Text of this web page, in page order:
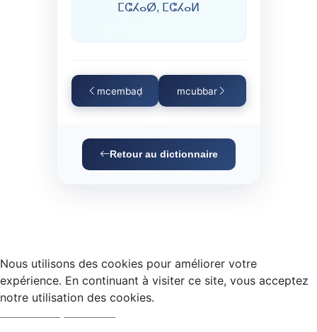
ⵎⵛⵃⴰⵁ, ⵎⵛⵃⴰⵍ
mcembaḍ mcubbar
Retour au dictionnaire
Nous utilisons des cookies pour améliorer votre
expérience. En continuant à visiter ce site, vous acceptez
notre utilisation des cookies.